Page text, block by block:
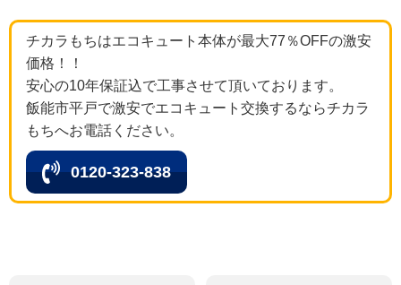
チカラもちはエコキュート本体が最大77％OFFの激安
価格！！
安心の10年保証込で工事させて頂いております。
飯能市平戸で激安でエコキュート交換するならチカラ
もちへお電話ください。
0120-323-838